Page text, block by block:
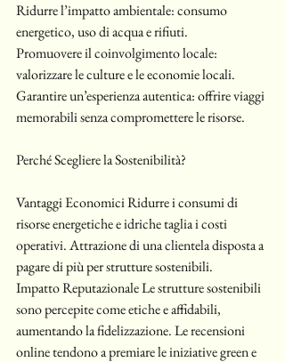
Ridurre l’impatto ambientale: consumo
energetico, uso di acqua e rifiuti.
Promuovere il coinvolgimento locale:
valorizzare le culture e le economie locali.
Garantire un’esperienza autentica: offrire viaggi
memorabili senza compromettere le risorse.
Perché Scegliere la Sostenibilità?
Vantaggi Economici Ridurre i consumi di
risorse energetiche e idriche taglia i costi
operativi. Attrazione di una clientela disposta a
pagare di più per strutture sostenibili.
Impatto Reputazionale Le strutture sostenibili
sono percepite come etiche e affidabili,
aumentando la fidelizzazione. Le recensioni
online tendono a premiare le iniziative green e